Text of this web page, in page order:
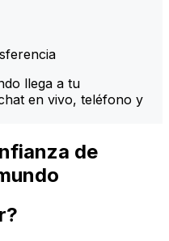
llega a tu
en vivo, teléfono y
de